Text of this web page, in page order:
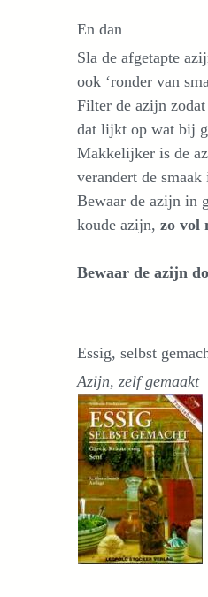
En dan
Sla de afgetapte
ook ‘ronder van
Filter de azijn
dat lijkt op wat bij
Makkelijker is de
verandert de
Bewaar de azijn in
koude azijn, zo vol
Bewaar de azijn
Essig, selbst
Azijn, zelf gemaakt